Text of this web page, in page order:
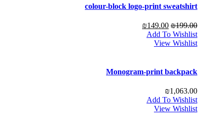
colour-block logo-print sweatshirt
₪199.00
₪149.00
Add To Wishlist
View Wishlist
Monogram-print backpack
₪1,063.00
Add To Wishlist
View Wishlist